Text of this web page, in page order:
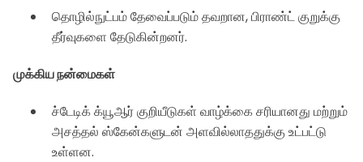
தொழில்நுட்பம் தேவைப்படும் தவறான, பிராண்ட் குறுக்கு
தீர்வுகளை தேடுகின்றனர்.
முக்கிய நன்மைகள்
ச்டேடிக் க்யூஆர் குறியீடுகள் வாழ்க்கை சரியானது மற்றும்
அசத்தல் ஸ்கேன்களுடன் அளவில்லாததுக்கு உட்பட்டு
உள்ளன.